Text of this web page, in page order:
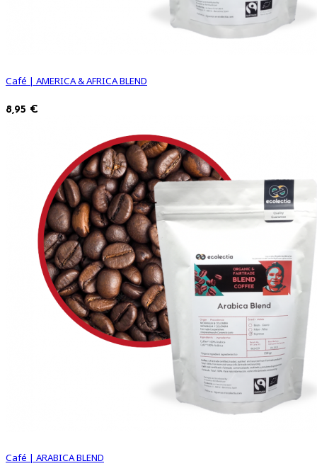
Café | AMERICA & AFRICA BLEND
8,95 €
Café | ARABICA BLEND